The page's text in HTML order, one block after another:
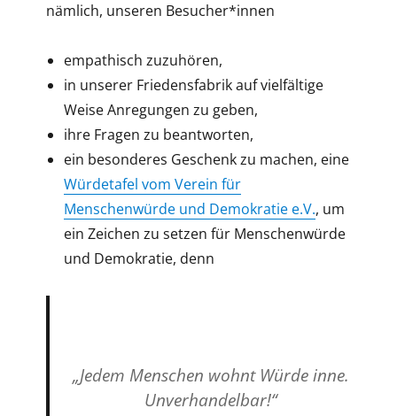
nämlich, unseren Besucher*innen
empathisch zuzuhören,
in unserer Friedensfabrik auf vielfältige
Weise Anregungen zu geben,
ihre Fragen zu beantworten,
ein besonderes Geschenk zu machen, eine
Würdetafel vom Verein für
Menschenwürde und Demokratie e.V., um
ein Zeichen zu setzen für Menschenwürde
und Demokratie, denn
„Jedem Menschen wohnt Würde inne.
Unverhandelbar!“